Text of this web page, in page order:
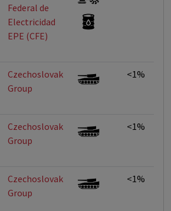
Federal de
Electricidad
EPE (CFE)
Czechoslovak
Group
<1%
Czechoslovak
Group
<1%
Czechoslovak
Group
<1%